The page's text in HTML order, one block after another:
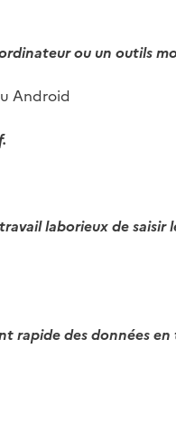
ou un outils
Android
laborieux de
rapide des données en